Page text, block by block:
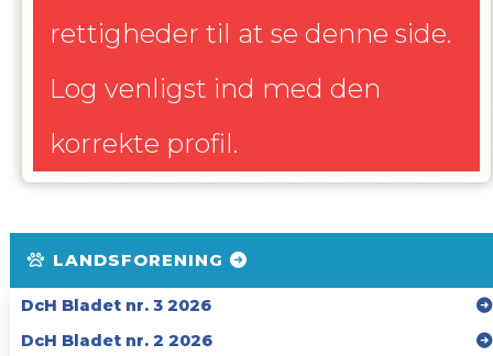
rettigheder til at se denne side.
Log venligst ind med den
korrekte profil.
LANDSFORENING
DcH Bladet nr. 3 2026
DcH Bladet nr. 2 2026